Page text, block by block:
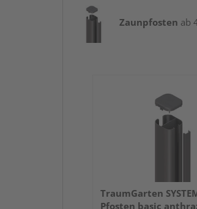
Zaunpfosten ab
TraumGarten
Pfosten basic